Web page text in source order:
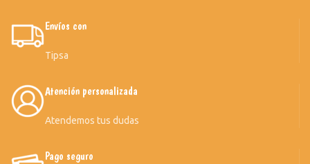
Envíos con
Tipsa
Atención personalizada
Atendemos tus dudas
Pago seguro